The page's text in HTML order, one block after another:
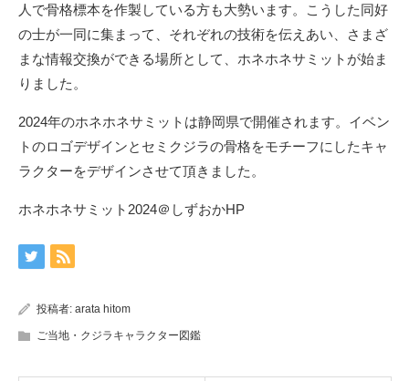
人で骨格標本を作製している方も大勢います。
こうした同好
の士が一同に集まって、それぞれの技術を伝えあい、さまざ
まな情報交換ができる場所として、ホネホネサミットが始ま
りました。
2024年のホネホネサミットは静岡県で開催されます。イベン
トのロゴデザインとセミクジラの骨格をモチーフにしたキャ
ラクターをデザインさせて頂きました。
ホネホネサミット2024＠しずおかHP
投稿者: arata hitom
ご当地・クジラキャラクター図鑑